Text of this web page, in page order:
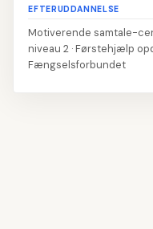
EFTERUDDANNELSE
Motiverende samtale-
niveau 2 · Førstehjælp
Fængselsforbundet